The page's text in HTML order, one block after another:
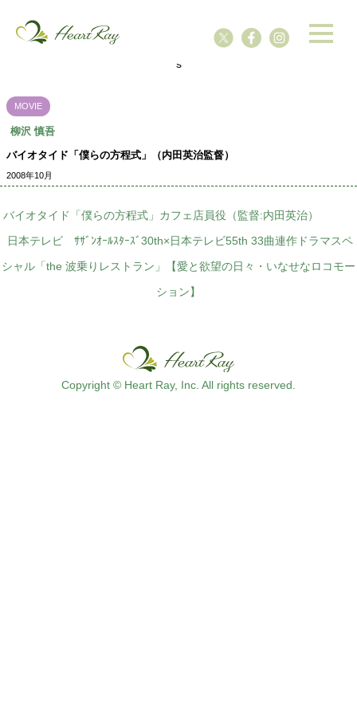
s
MOVIE
柳沢 慎吾
バイオタイド「僕らの方程式」（内田英治監督）
2008年10月
バイオタイド「僕らの方程式」カフェ店員役（監督:内田英治）
日本テレビ ｻｻﾞﾝｵｰﾙｽﾀｰｽﾞ30th×日本テレビ55th 33曲連作ドラマスペ
シャル「the 波乗りレストラン」【愛と欲望の日々・いなせなロコモー
ション】
Copyright © Heart Ray, Inc. All rights reserved.